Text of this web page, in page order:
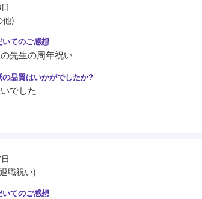
他)
先生の周年祝い
でした
職祝い)